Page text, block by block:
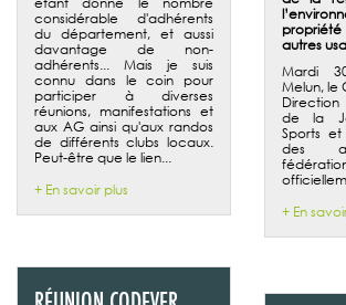
considérable d'adhérents
du département, et aussi
davantage de non-
adhérents... Mais je suis
connu dans le coin pour
participer à diverses
réunions, manifestations et
aux AG ainsi qu'aux randos
de différents clubs locaux.
Peut-être que le lien...
+ En savoir plus
autres
Mardi
Melun, le
de la
Sports et
des
+ En